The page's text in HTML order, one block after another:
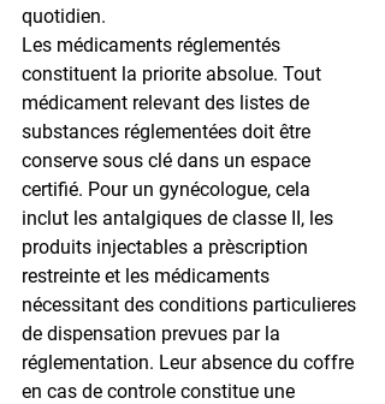
quotidien.
Les médicaments réglementés
constituent la priorite absolue. Tout
médicament relevant des listes de
substances réglementées doit être
conserve sous clé dans un espace
certifié. Pour un gynécologue, cela
inclut les antalgiques de classe II, les
produits injectables a prèscription
restreinte et les médicaments
nécessitant des conditions particulieres
de dispensation prevues par la
réglementation. Leur absence du coffre
en cas de controle constitue une